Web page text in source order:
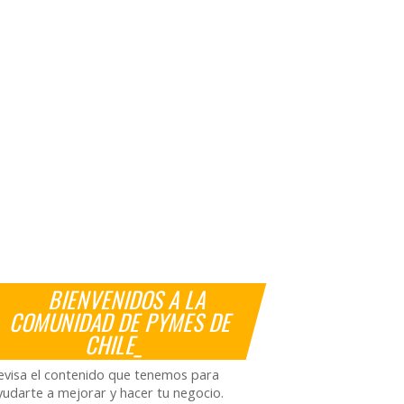
BIENVENIDOS A LA
COMUNIDAD DE PYMES DE
CHILE_
el contenido que tenemos para
a mejorar y hacer tu negocio.